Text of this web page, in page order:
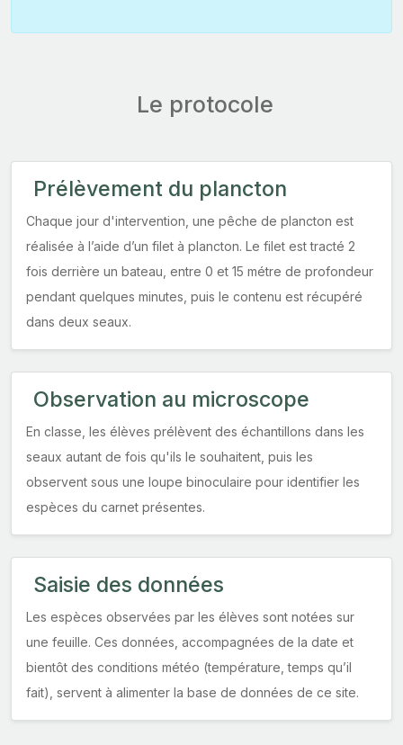
Le protocole
Prélèvement du plancton
Chaque jour d'intervention, une pêche de plancton est
réalisée à l’aide d’un filet à plancton. Le filet est tracté 2
fois derrière un bateau, entre 0 et 15 métre de profondeur
pendant quelques minutes, puis le contenu est récupéré
dans deux seaux.
Observation au microscope
En classe, les élèves prélèvent des échantillons dans les
seaux autant de fois qu'ils le souhaitent, puis les
observent sous une loupe binoculaire pour identifier les
espèces du carnet présentes.
Saisie des données
Les espèces observées par les élèves sont notées sur
une feuille. Ces données, accompagnées de la date et
bientôt des conditions météo (température, temps qu’il
fait), servent à alimenter la base de données de ce site.